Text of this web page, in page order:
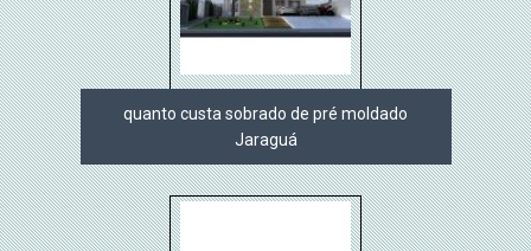
quanto custa sobrado de pré moldado
Jaraguá